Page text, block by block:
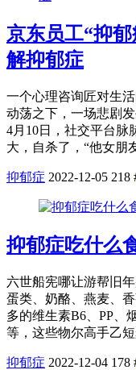
京东员工“抑
解抑郁症
一个心理咨询匠对生
动荡之下，一场悲剧
4月10日，社交平台脉
大，自杀了，“他女朋
抑郁症 2022-12-05 218
抑郁症吃什么
六世船宪哪让游帮旧
蛋类、奶酪、燕麦、
多的维生素B6、PP、
等，这些物尔高手乙
抑郁症 2022-12-04 178